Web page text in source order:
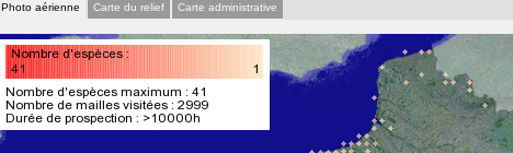
Photo aérienne Carte du relief Carte administrative